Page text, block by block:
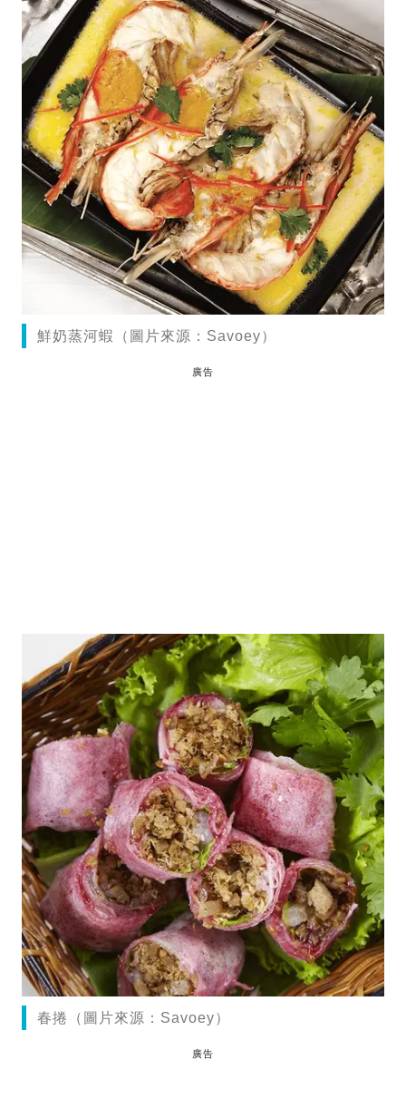
鮮奶蒸河蝦（圖片來源：Savoey）
廣告
春捲（圖片來源：Savoey）
廣告